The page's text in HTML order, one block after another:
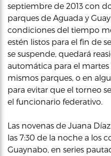
septiembre de 2013 con
parques de Aguada y
condiciones del tiempo
estén listos para el fin de
se suspende, quedará
automática para el
mismos parques, o en
para evitar que el torneo
el funcionario federativo.
Las novenas de Juana
las 7:30 de la noche a los
Guaynabo, en series